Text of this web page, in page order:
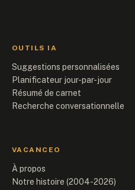
OUTILS IA
Suggestions personnalisées
Planificateur jour-par-jour
Résumé de carnet
Recherche conversationnelle
VACANCEO
À propos
Notre histoire (2004-2026)